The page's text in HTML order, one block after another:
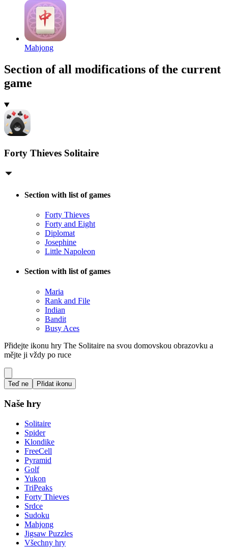
Mahjong
Section of all modifications of the current
game
Forty Thieves Solitaire
Section with list of games
Forty Thieves
Forty and Eight
Diplomat
Josephine
Little Napoleon
Section with list of games
Maria
Rank and File
Indian
Bandit
Busy Aces
Přidejte ikonu hry The Solitaire na svou domovskou obrazovku a
mějte ji vždy po ruce
Teď ne Přidat ikonu
Naše hry
Solitaire
Spider
Klondike
FreeCell
Pyramid
Golf
Yukon
TriPeaks
Forty Thieves
Srdce
Sudoku
Mahjong
Jigsaw Puzzles
Všechny hry